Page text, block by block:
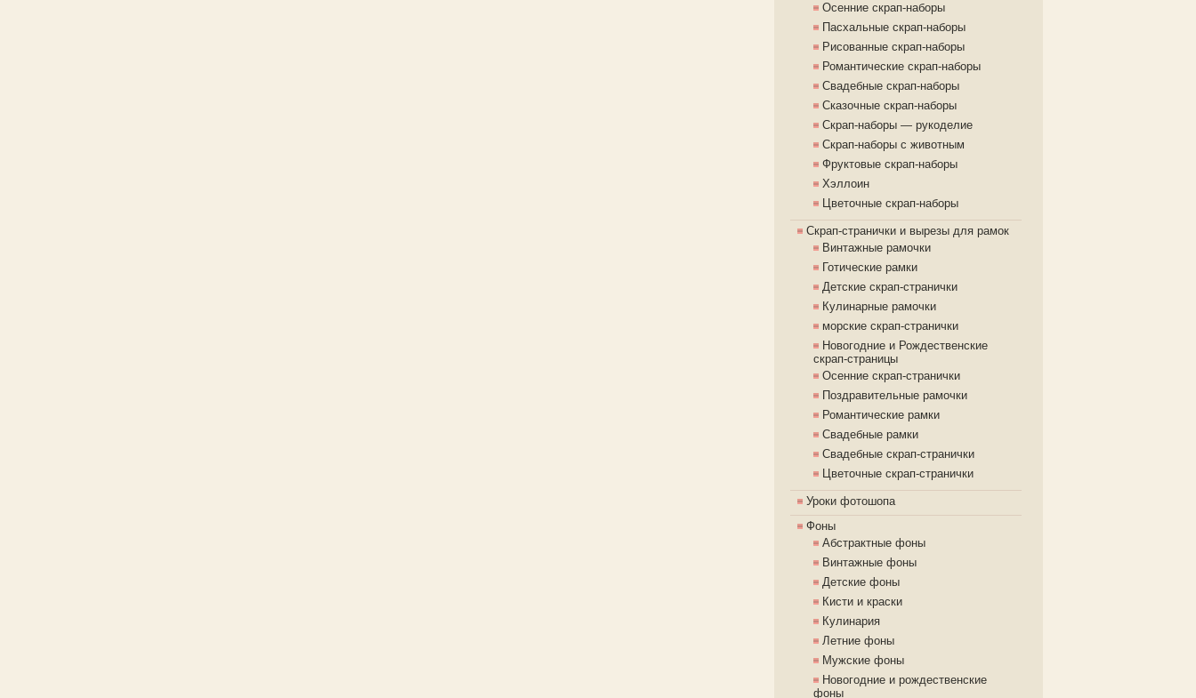
Осенние скрап-наборы
Пасхальные скрап-наборы
Рисованные скрап-наборы
Романтические скрап-наборы
Свадебные скрап-наборы
Сказочные скрап-наборы
Скрап-наборы — рукоделие
Скрап-наборы с животным
Фруктовые скрап-наборы
Хэллоин
Цветочные скрап-наборы
Скрап-странички и вырезы для рамок
Винтажные рамочки
Готические рамки
Детские скрап-странички
Кулинарные рамочки
морские скрап-странички
Новогодние и Рождественские
скрап-страницы
Осенние скрап-странички
Поздравительные рамочки
Романтические рамки
Свадебные рамки
Свадебные скрап-странички
Цветочные скрап-странички
Уроки фотошопа
Фоны
Абстрактные фоны
Винтажные фоны
Детские фоны
Кисти и краски
Кулинария
Летние фоны
Мужские фоны
Новогодние и рождественские
фоны